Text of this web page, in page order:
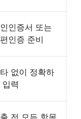
인증서 또는
인증 준비
없이 정확하
입력
전 모든 항목